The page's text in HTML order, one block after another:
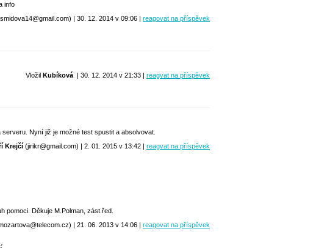
info
| 30. 12. 2014 v 09:06 | reagovat na příspěvek
Vložil Kubíková | 30. 12. 2014 v 21:33 | reagvat na příspěvek
Nyní již je možné test spustit a absolvovat.
Krejčí (jirikr@gmail.com) | 2. 01. 2015 v 13:42 | reagvat na příspěvek
pomoci. Děkuje M.Polman, zást.řed.
| 21. 06. 2013 v 14:06 | reagovat na příspěvek